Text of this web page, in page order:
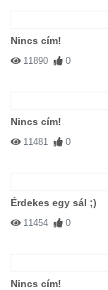
Nincs cím!
11890 0
Nincs cím!
11481 0
Érdekes egy sál ;)
11454 0
Nincs cím!